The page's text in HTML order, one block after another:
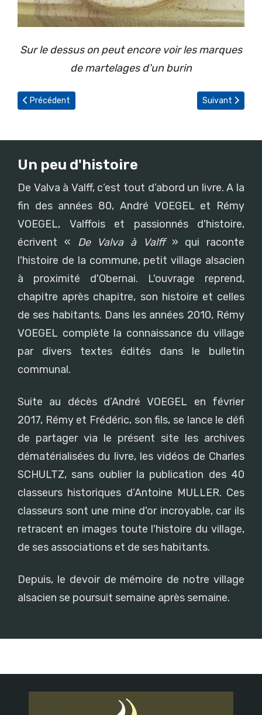
Sur le dessus on peut encore voir les marques
de martelages d'un burin
Article précédent : La crèche de Noël à l'église Saint Blaise
Précédent Article suivant :
Suivant
Un peu d'histoire
De Valva à Valff, c’est tout d’abord un livre. A la
fin des années 80, André VOEGEL et Rémy
VOEGEL, Valffois et passionnés d'histoire,
écrivent « De Valva à Valff» qui raconte
l'histoire de la commune, petit village alsacien
à proximité d'Obernai. L'ouvrage reprend,
chapitre après chapitre, son histoire et celles
de ses habitants. Dans les années 2010, Rémy
VOEGEL complète la connaissance du village
par divers textes édités dans le bulletin
communal.
Suite au décès d’André VOEGEL en février
2017, Rémy et Frédéric, son fils, se lance le défi
de partager via le présent site les archives
dématérialisées du livre, les vidéos de Charles
SCHULTZ, sans oublier la publication des 40
classeurs historiques d’Antoine MULLER. Ces
classeurs sont une mine d'or incroyable, car ils
retracent en images toute l'histoire du village,
de ses associations et de ses habitants.
Depuis, le devoir de mémoire de notre village
alsacien se poursuit semaine après semaine.